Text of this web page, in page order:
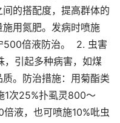
的搭配度，提高群体的
用氮肥。发病时喷施
500倍液防治。 2. 虫害
，引起多种病害，如煤
。防治措施：用菊酯类
1次25%扑虱灵800～
液，也可喷施10%吡虫